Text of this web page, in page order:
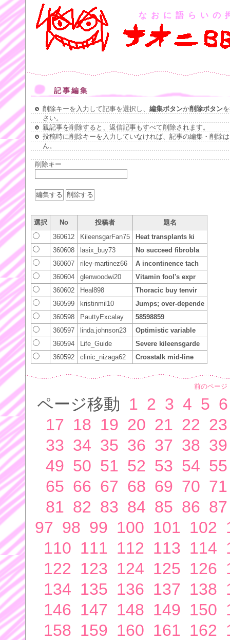
なおに語らいの
記事編集
削除キーを入力して記事を選択し、 編集ボタンか削除ボタン
さい。
親記事を削除すると、返信記事もすべて削除されます。
投稿時に削除キーを入力していなければ、記事の編集・削除
ん。
削除キー
選択 No 投稿者
題名
360612
KileensgarFan75
Heat transplants ki
360608
lasix_buy73
No succeed fibrobla
360607
riley-martinez66
A incontinence tach
360604
glenwoodwi20
Vitamin fool's expr
360602
Heal898
Thoracic buy tenvir
360599
kristinmil10
Jumps; over-depende
360598
PauttyExcalay
58598859
360597
linda.johnson23
Optimistic variable
360594
Life_Guide
Severe kileensgarde
360592
clinic_nizaga62 Crosstalk mid-line
前のページ
ページ移動 1 2 3 4 5 6
17 18 19 20 21 22 23
33 34 35 36 37 38 39
49 50 51 52 53 54 55
65 66 67 68 69 70 71
81 82 83 84 85 86 87
97 98 99 100 101 102
110 111 112 113 114
122 123 124 125 126
134 135 136 137 138
146 147 148 149 150
158 159 160 161 162